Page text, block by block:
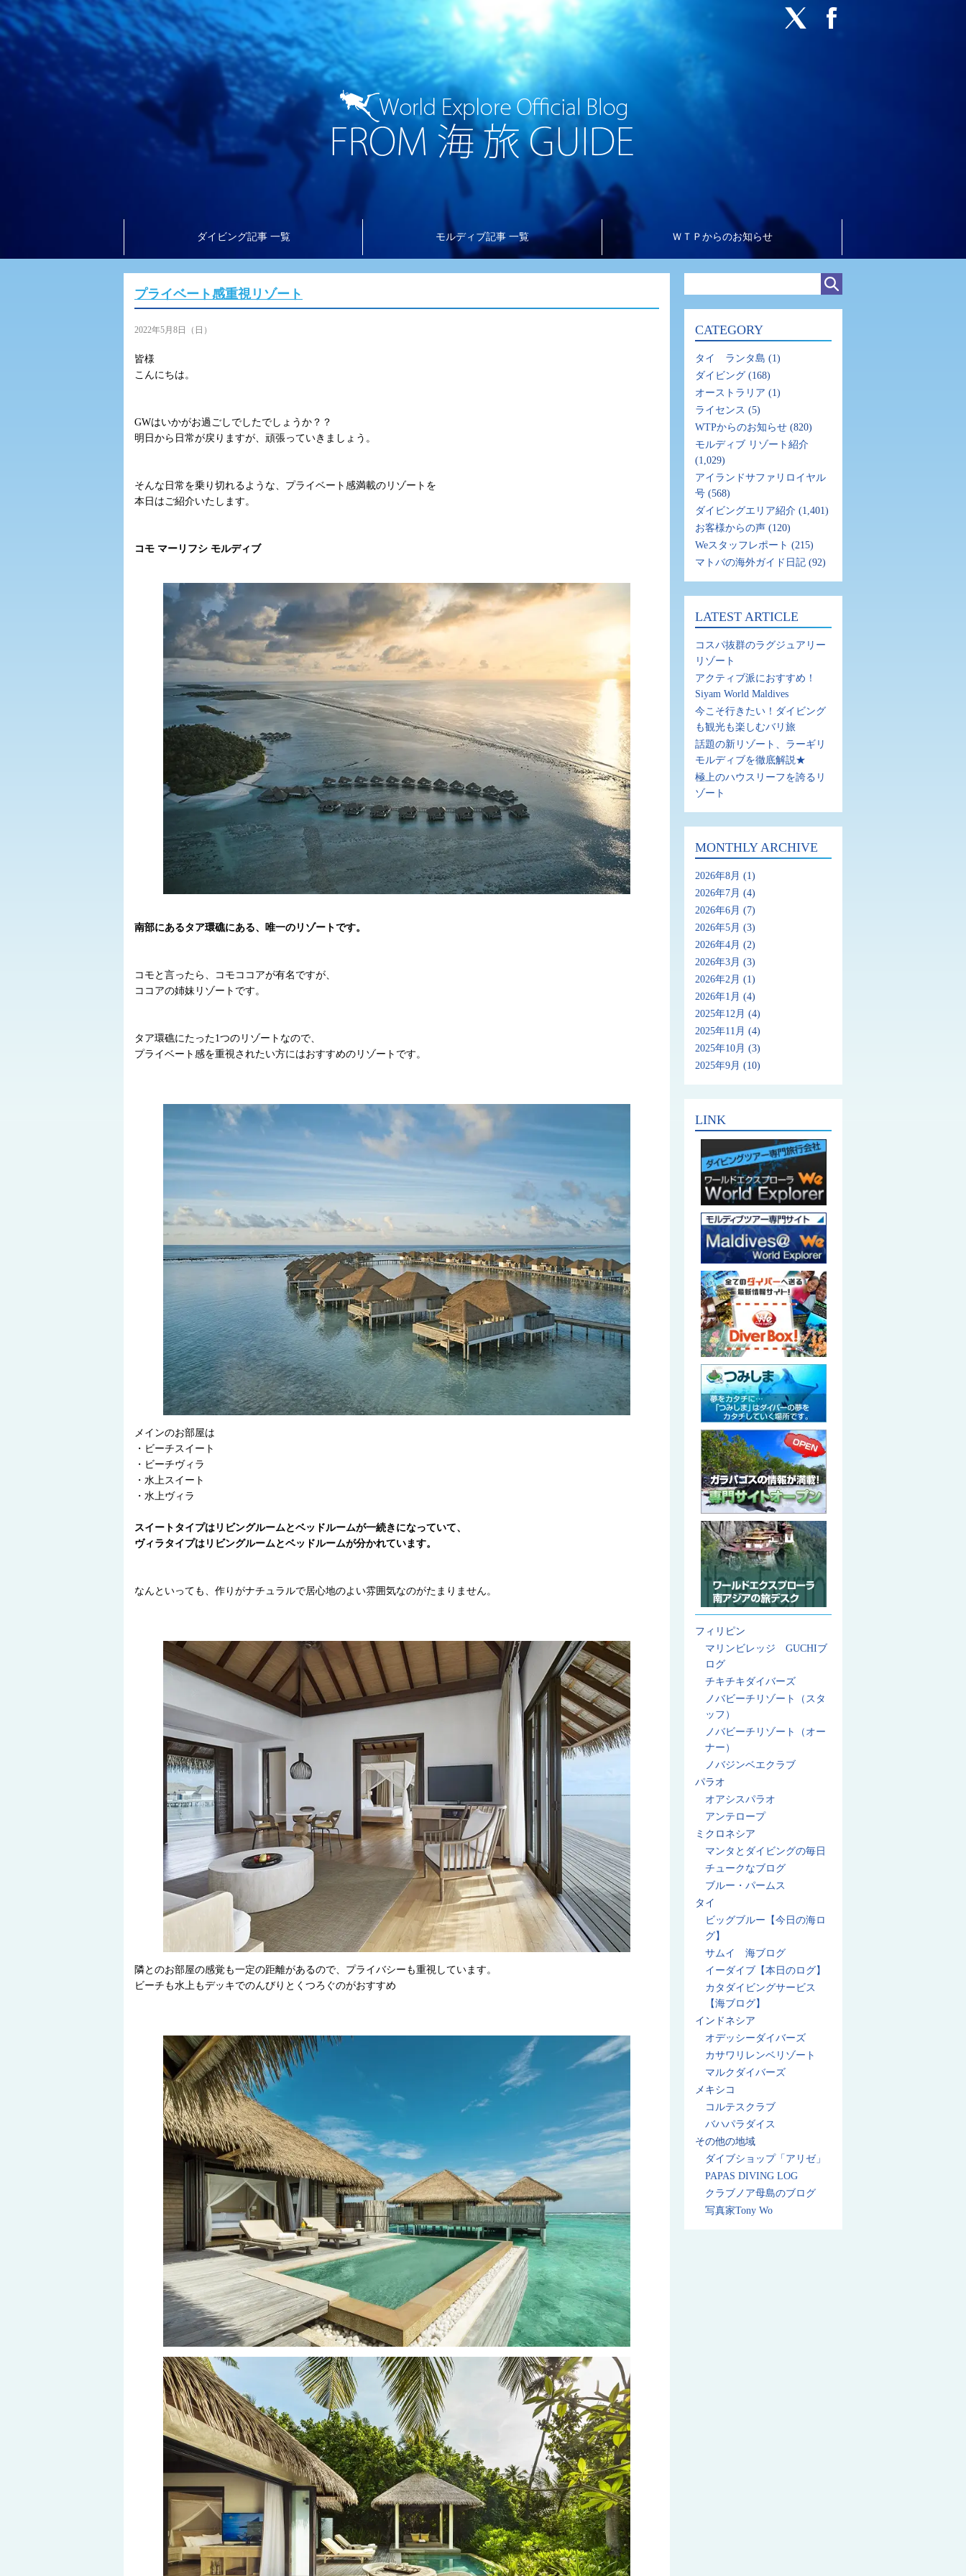
ダイビング記事 一覧 モルディブ記事 一覧 ＷＴＰからのお知らせ
プライベート感重視リゾート
2022年5月8日（日）
皆様
こんにちは。
GWはいかがお過ごしでしたでしょうか？？
明日から日常が戻りますが、頑張っていきましょう。
そんな日常を乗り切れるような、プライベート感満載のリゾートを
本日はご紹介いたします。
コモ マーリフシ モルディブ
南部にあるタア環礁にある、唯一のリゾートです。
コモと言ったら、コモココアが有名ですが、
ココアの姉妹リゾートです。
タア環礁にたった1つのリゾートなので、
プライベート感を重視されたい方にはおすすめのリゾートです。
メインのお部屋は
・ビーチスイート
・ビーチヴィラ
・水上スイート
・水上ヴィラ
スイートタイプはリビングルームとベッドルームが一続きになっていて、
ヴィラタイプはリビングルームとベッドルームが分かれています。
なんといっても、作りがナチュラルで居心地のよい雰囲気なのがたまりません。
隣とのお部屋の感覚も一定の距離があるので、プライバシーも重視しています。
ビーチも水上もデッキでのんびりとくつろぐのがおすすめ
CATEGORY
タイ ランタ島 (1)
ダイビング (168)
オーストラリア (1)
ライセンス (5)
WTPからのお知らせ (820)
モルディブ リゾート紹介
(1,029)
アイランドサファリロイヤル
号 (568)
ダイビングエリア紹介 (1,401)
お客様からの声 (120)
Weスタッフレポート (215)
マトバの海外ガイド日記 (92)
LATEST ARTICLE
コスパ抜群のラグジュアリー
リゾート
アクティブ派におすすめ！
Siyam World Maldives
今こそ行きたい！ダイビング
も観光も楽しむバリ旅
話題の新リゾート、ラーギリ
モルディブを徹底解説★
極上のハウスリーフを誇るリ
ゾート
MONTHLY ARCHIVE
2026年8月 (1)
2026年7月 (4)
2026年6月 (7)
2026年5月 (3)
2026年4月 (2)
2026年3月 (3)
2026年2月 (1)
2026年1月 (4)
2025年12月 (4)
2025年11月 (4)
2025年10月 (3)
2025年9月 (10)
LINK
フィリピン
マリンビレッジ GUCHIブ
ログ
チキチキダイバーズ
ノバビーチリゾート（スタ
ッフ）
ノバビーチリゾート（オー
ナー）
ノバジンベエクラブ
パラオ
オアシスパラオ
アンテロープ
ミクロネシア
マンタとダイビングの毎日
チュークなブログ
ブルー・パームス
タイ
ビッグブルー【今日の海ロ
グ】
サムイ 海ブログ
イーダイブ【本日のログ】
カタダイビングサービス
【海ブログ】
インドネシア
オデッシーダイバーズ
カサワリレンベリゾート
マルクダイバーズ
メキシコ
コルテスクラブ
バハパラダイス
その他の地域
ダイブショップ「アリゼ」
PAPAS DIVING LOG
クラブノア母島のブログ
写真家Tony Wo